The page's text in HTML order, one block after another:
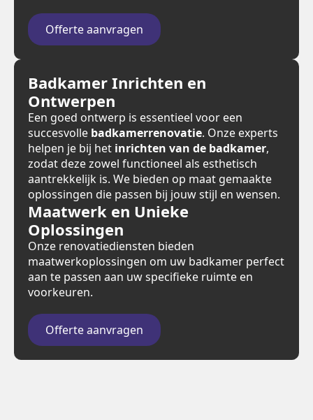
Offerte aanvragen
Badkamer Inrichten en
Ontwerpen
Een goed ontwerp is essentieel voor een
succesvolle badkamerrenovatie. Onze experts
helpen je bij het inrichten van de badkamer,
zodat deze zowel functioneel als esthetisch
aantrekkelijk is. We bieden op maat gemaakte
oplossingen die passen bij jouw stijl en wensen.
Maatwerk en Unieke
Oplossingen
Onze renovatiediensten bieden
maatwerkoplossingen om uw badkamer perfect
aan te passen aan uw specifieke ruimte en
voorkeuren.
Offerte aanvragen